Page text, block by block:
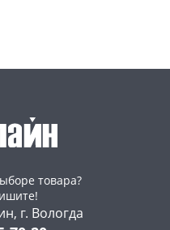
товара?
г. Вологда
раз в 2 недели